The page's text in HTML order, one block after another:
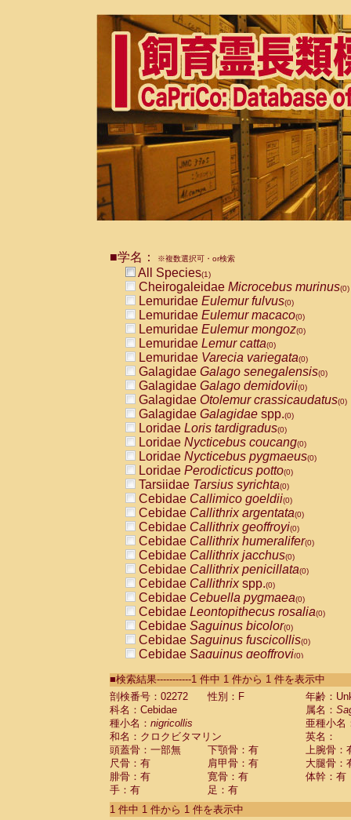
■学名： ※複数選択可・or検索
All Species(1)
Cheirogaleidae Microcebus murinus(0)
Lemuridae Eulemur fulvus(0)
Lemuridae Eulemur macaco(0)
Lemuridae Eulemur mongoz(0)
Lemuridae Lemur catta(0)
Lemuridae Varecia variegata(0)
Galagidae Galago senegalensis(0)
Galagidae Galago demidovii(0)
Galagidae Otolemur crassicaudatus(0)
Galagidae Galagidae spp.(0)
Loridae Loris tardigradus(0)
Loridae Nycticebus coucang(0)
Loridae Nycticebus pygmaeus(0)
Loridae Perodicticus potto(0)
Tarsiidae Tarsius syrichta(0)
Cebidae Callimico goeldii(0)
Cebidae Callithrix argentata(0)
Cebidae Callithrix geoffroyi(0)
Cebidae Callithrix humeralifer(0)
Cebidae Callithrix jacchus(0)
Cebidae Callithrix penicillata(0)
Cebidae Callithrixspp.(0)
Cebidae Cebuella pygmaea(0)
Cebidae Leontopithecus rosalia(0)
Cebidae Saguinus bicolor(0)
Cebidae Saguinus fuscicollis(0)
Cebidae Saguinus geoffroyi(0)
CebidaeSaguinus labiatus(0)
Cebidae Saguinus leucopus (0)
Cebidae
CebidaeSaguinus mystax
CebidaeSaguinus nigricollis (1)
Cebidae Saguinus oedipus
Cebidae Saguinus weddelli
Cebidae Saguinusspp.
Cebidae Aotus trivirgatus
Cebidae Cebus albifrons
■検索結果-----------1 件中 1 件から 1 件を表示中
剖検番号：02272
性別：F
年齢：
科名：Cebidae
属名：
種小名： nigricollis
亜種小名
和名：クロクビタマリン
英名：
頭蓋骨：一部無
下顎骨：有
上腕骨：
尺骨：有
肩甲骨：有
大腿骨：
腓骨：有
寛骨：有
体幹：有
手：有
足：有
1 件中 1 件から 1 件を表示中